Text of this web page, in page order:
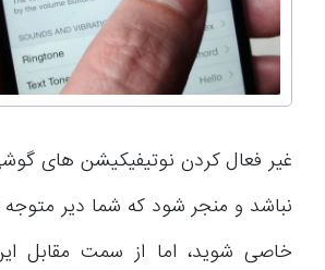
غیر فعال کردن نوتیفیکیشن های
نباشد و منجر شود که شما دیر
خاصی شوید، اما از سمت مقابل